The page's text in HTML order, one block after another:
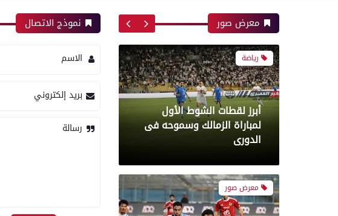
معرض صور
الدورى
معرض صور
بعدسة الخبر المصري| شاهد
أبرز لقطات مباراة الأهلي
وبيراميدز فى الدورى
رياضة
نموذج الاتصال
الاسم
بريد إلكتروني
رسالة